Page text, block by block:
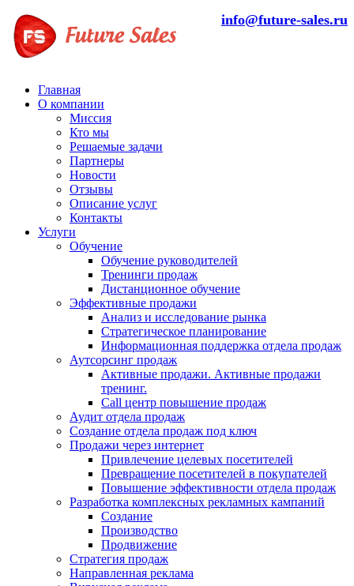
info@future-sales.ru
Главная
О компании
Миссия
Кто мы
Решаемые задачи
Партнеры
Новости
Отзывы
Описание услуг
Контакты
Услуги
Обучение
Обучение руководителей
Тренинги продаж
Дистанционное обучение
Эффективные продажи
Анализ и исследование рынка
Стратегическое планирование
Информационная поддержка отдела продаж
Аутсорсинг продаж
Активные продажи. Активные продажи
тренинг.
Call центр повышение продаж
Аудит отдела продаж
Создание отдела продаж под ключ
Продажи через интернет
Привлечение целевых посетителей
Превращение посетителей в покупателей
Повышение эффективности отдела продаж
Разработка комплексных рекламных кампаний
Создание
Производство
Продвижение
Стратегия продаж
Направленная реклама